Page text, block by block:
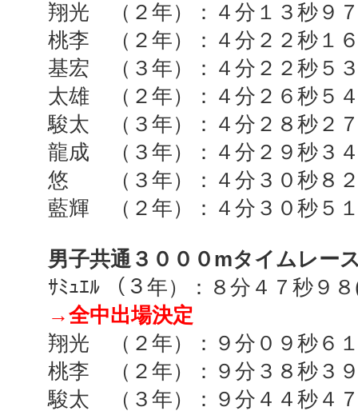
翔光 （２年）：４分１３秒９
桃李 （２年）：４分２２秒１
基宏 （３年）：４分２２秒５
太雄 （２年）：４分２６秒５
駿太 （３年）：４分２８秒２
龍成 （３年）：４分２９秒３
悠 （３年）：４分３０秒８
藍輝 （２年）：４分３０秒５
男子共通３０００ mタイムレー
ｻﾐｭｴﾙ （３年）：８分４７秒９８
→全中出場決定
翔光 （２年）：９分０９秒６
桃李 （２年）：９分３８秒３
駿太 （３年）：９分４４秒４